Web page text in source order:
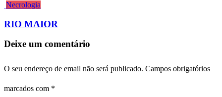
Necrologia
RIO MAIOR
Deixe um comentário
O seu endereço de email não será publicado. Campos obrigatórios
marcados com *